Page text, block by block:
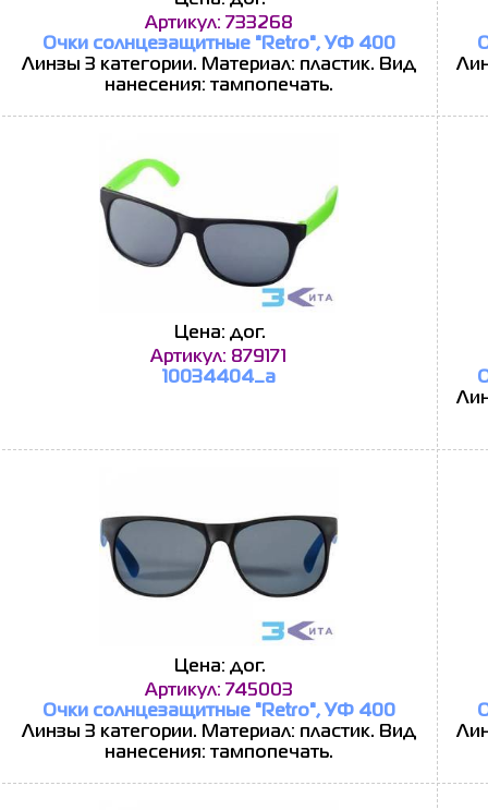
Артикул: 733268
Очки солнцезащитные "Retro", УФ 400
Линзы 3 категории. Материал: пластик. Вид
нанесения: тампопечать.
Цена: дог.
Артикул: 879171
10034404_a
Цена: дог.
Артикул: 745003
Очки солнцезащитные "Retro", УФ 400
Линзы 3 категории. Материал: пластик. Вид
нанесения: тампопечать.